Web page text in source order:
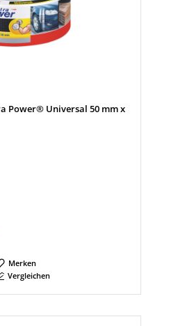
Power® Universal 50 mm x
Merken
Vergleichen